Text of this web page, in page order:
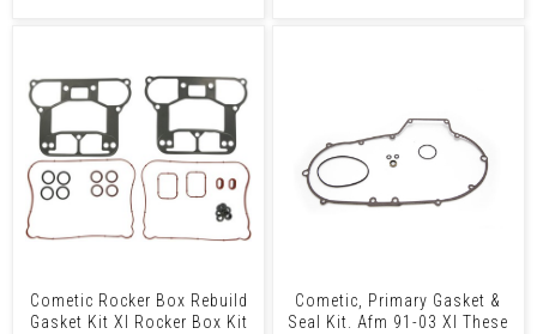
Cometic Rocker Box Rebuild
Gasket Kit Xl Rocker Box Kit
Cometic, Primary Gasket &
Seal Kit. Afm 91-03 Xl These